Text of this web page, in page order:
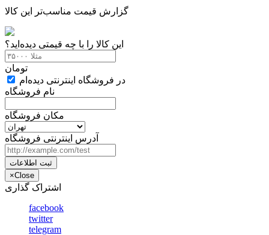
گزارش قیمت مناسب‌تر این کالا
این کالا را با چه قیمتی دیده‌اید؟
تومان
در فروشگاه اینترنتی دیده‌ام
نام فروشگاه
مکان فروشگاه
آدرس اینترنتی فروشگاه
ثبت اطلاعات
×Close
اشتراک گذاری
facebook
twitter
telegram